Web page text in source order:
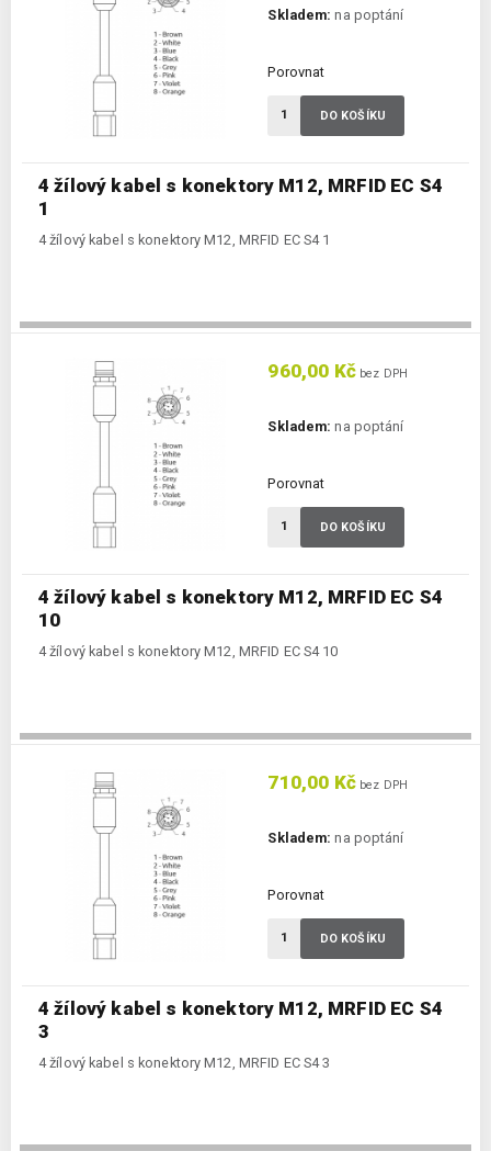
4 žílový kabel s konektory M12, MRFID EC S4
1
4 žílový kabel s konektory M12, MRFID EC S4 1
Skladem: na poptání
Porovnat
DO KOŠÍKU
4 žílový kabel s konektory M12, MRFID EC S4
10
4 žílový kabel s konektory M12, MRFID EC S4 10
960,00 Kč bez DPH
Skladem: na poptání
Porovnat
DO KOŠÍKU
4 žílový kabel s konektory M12, MRFID EC S4
3
4 žílový kabel s konektory M12, MRFID EC S4 3
710,00 Kč bez DPH
Skladem: na poptání
Porovnat
DO KOŠÍKU